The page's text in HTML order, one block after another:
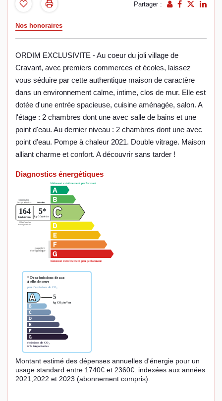
Partager :
Nos honoraires
ORDIM EXCLUSIVITE - Au coeur du joli village de
Cravant, avec premiers commerces et écoles, laissez
vous séduire par cette authentique maison de caractère
dans un environnement calme, intime, clos de mur. Elle est
dotée d'une entrée spacieuse, cuisine aménagée, salon. A
l'étage : 2 chambres dont une avec salle de bains et une
point d'eau. Au dernier niveau : 2 chambres dont une avec
point d'eau. Pompe à chaleur 2021. Double vitrage. Maison
alliant charme et confort. A découvrir sans tarder !
Diagnostics énergétiques
Montant estimé des dépenses annuelles d'énergie pour un
usage standard entre 1740€ et 2360€. indexées aux années
2021,2022 et 2023 (abonnement compris).